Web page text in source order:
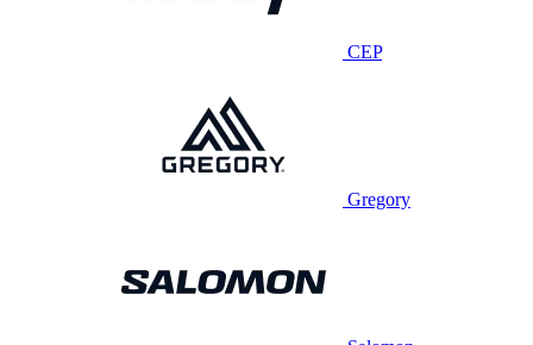
CEP
Gregory